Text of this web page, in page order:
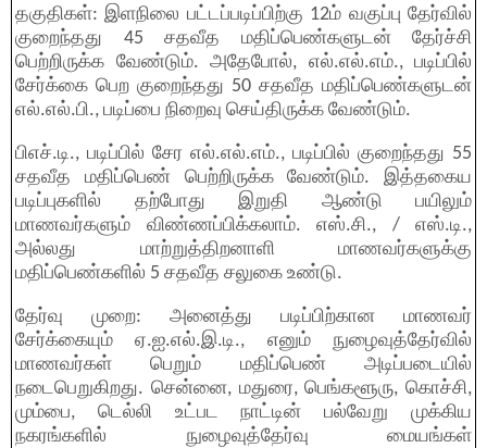
தகுதிகள்: இளநிலை பட்டப்படிப்பிற்கு 12ம் வகுப்பு தேர்வில்
குறைந்தது 45 சதவீத மதிப்பெண்களுடன் தேர்ச்சி
பெற்றிருக்க வேண்டும். அதேபோல், எல்.எல்.எம்., படிப்பில்
சேர்க்கை பெற குறைந்தது 50 சதவீத மதிப்பெண்களுடன்
எல்.எல்.பி., படிப்பை நிறைவு செய்திருக்க வேண்டும்.
பிஎச்.டி., படிப்பில் சேர எல்.எல்.எம்., படிப்பில் குறைந்தது 55
சதவீத மதிப்பெண் பெற்றிருக்க வேண்டும். இத்தகைய
படிப்புகளில் தற்போது இறுதி ஆண்டு பயிலும்
மாணவர்களும் விண்ணப்பிக்கலாம். எஸ்.சி., / எஸ்.டி.,
அல்லது மாற்றுத்திறனாளி மாணவர்களுக்கு
மதிப்பெண்களில் 5 சதவீத சலுகை உண்டு.
தேர்வு முறை: அனைத்து படிப்பிற்கான மாணவர்
சேர்க்கையும் ஏ.ஐ.எல்.இ.டி., எனும் நுழைவுத்தேர்வில்
மாணவர்கள் பெறும் மதிப்பெண் அடிப்படையில்
நடைபெறுகிறது. சென்னை, மதுரை, பெங்களூரு, கொச்சி,
மும்பை, டெல்லி உட்பட நாட்டின் பல்வேறு முக்கிய
நகரங்களில் நுழைவுத்தேர்வு மையங்கள்